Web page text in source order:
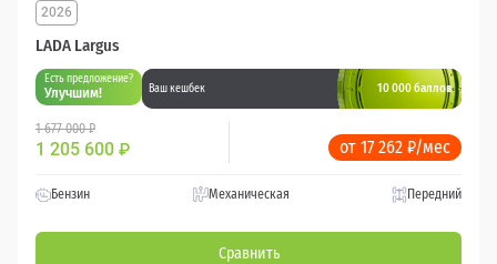
LADA Largus
2026
Есть предложение?
Улучшим! Ваш кешбек 10 000 баллов
1 677 000 ₽
1 205 600 ₽ от 17 262 ₽/мес
Бензин Механическая Передний
Сравнить